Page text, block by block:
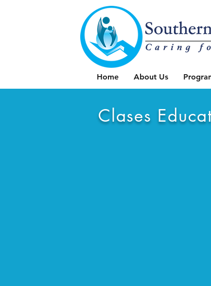
Home About Us
Clases